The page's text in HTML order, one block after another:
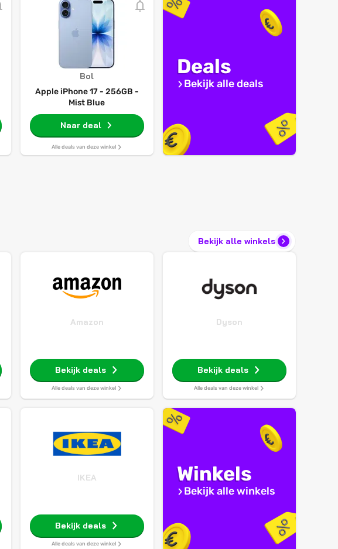
Bol
Apple iPhone 17 - 256GB -
Mist Blue
Naar deal
Alle deals van deze winkel
Deals
Bekijk alle deals
Bekijk alle winkels
Amazon
Bekijk deals
Alle deals van deze winkel
Dyson
Bekijk deals
Alle deals van deze winkel
IKEA
Bekijk deals
Alle deals van deze winkel
Winkels
Bekijk alle winkels